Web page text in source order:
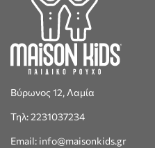
Βύρωνος 12, Λαμία
Τηλ: 2231037234
Email: info@maisonkids.gr